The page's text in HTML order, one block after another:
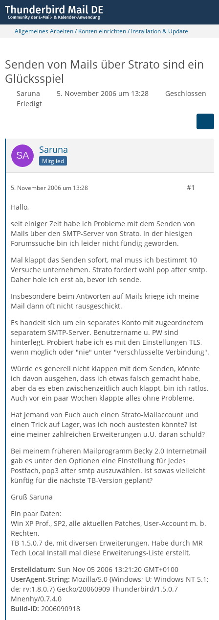
Allgemeines Arbeiten / Konten einrichten / Installation & Update
Senden von Mails über Strato sind ein
Glücksspiel
Saruna 5. November 2006 um 13:28
Geschlossen
Erledigt
Saruna
Mitglied
5. November 2006 um 13:28 #1
Hallo,
seit einiger Zeit habe ich Probleme mit dem Senden von
Mails über den SMTP-Server von Strato. In der hiesigen
Forumssuche bin ich leider nicht fündig geworden.
Mal klappt das Senden sofort, mal muss ich bestimmt 10
Versuche unternehmen. Strato fordert wohl pop after smtp.
Daher hole ich erst ab, bevor ich sende.
Insbesondere beim Antworten auf Mails kriege ich meine
Mail dann oft nicht rausgeschickt.
Es handelt sich um ein separates Konto mit zugeordnetem
separatem SMTP-Server. Benutzername u. PW sind
hinterlegt. Probiert habe ich es mit den Einstellungen TLS,
wenn möglich oder "nie" unter "verschlüsselte Verbindung".
Würde es generell nicht klappen mit dem Senden, könnte
ich davon ausgehen, dass ich etwas falsch gemacht habe,
aber da es eben zwischenzeitlich auch klappt, bin ich ratlos.
Auch vor ein paar Wochen klappte alles ohne Probleme.
Hat jemand von Euch auch einen Strato-Mailaccount und
einen Trick auf Lager, was ich noch austesten könnte? Ist
eine meiner zahlreichen Erweiterungen u.U. daran schuld?
Bei meinem früheren Mailprogramm Becky 2.0 Internetmail
gab es unter den Optionen eine Einstellung für jedes
Postfach, pop3 after smtp auszuwählen. Ist sowas vielleicht
künftig für die nächste TB-Version geplant?
Gruß Saruna
Ein paar Daten:
Win XP Prof., SP2, alle aktuellen Patches, User-Account m. b.
Rechten.
TB 1.5.0.7 de, mit diversen Erweiterungen. Habe durch MR
Tech Local Install mal diese Erweiterungs-Liste erstellt.
Erstelldatum: Sun Nov 05 2006 13:21:20 GMT+0100
UserAgent-String: Mozilla/5.0 (Windows; U; Windows NT 5.1;
de; rv:1.8.0.7) Gecko/20060909 Thunderbird/1.5.0.7
Mnenhy/0.7.4.0
Build-ID: 2006090918